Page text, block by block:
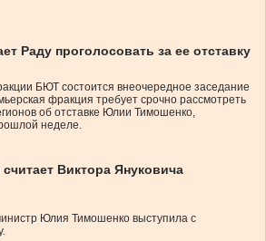
Раду проголосовать за ее отставку
БЮТ состоится внеочередное заседание
фракция требует срочно рассмотреть
об отставке Юлии Тимошенко,
неделе.
Виктора Януковича
Юлия Тимошенко выступила с